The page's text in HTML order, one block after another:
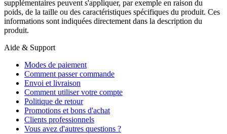
supplémentaires peuvent s'appliquer, par exemple en raison du
poids, de la taille ou des caractéristiques spécifiques du produit. Ces
informations sont indiquées directement dans la description du
produit.
Aide & Support
Modes de paiement
Comment passer commande
Envoi et livraison
Comment utiliser votre compte
Politique de retour
Promotions et bons d'achat
Clients professionnels
Vous avez d'autres questions ?